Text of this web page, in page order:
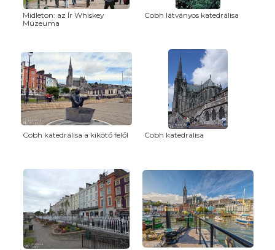
Midleton: az Ír Whiskey
Múzeuma
Cobh látványos katedrálisa
Cobh katedrálisa a kikötő felől Cobh katedrálisa